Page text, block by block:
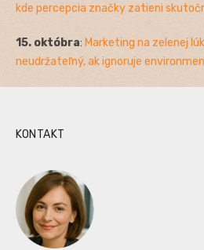
kde percepcia značky zatieni
15. októbra: Marketing na zelenej
neudržateľný, ak ignoruje
KONTAKT